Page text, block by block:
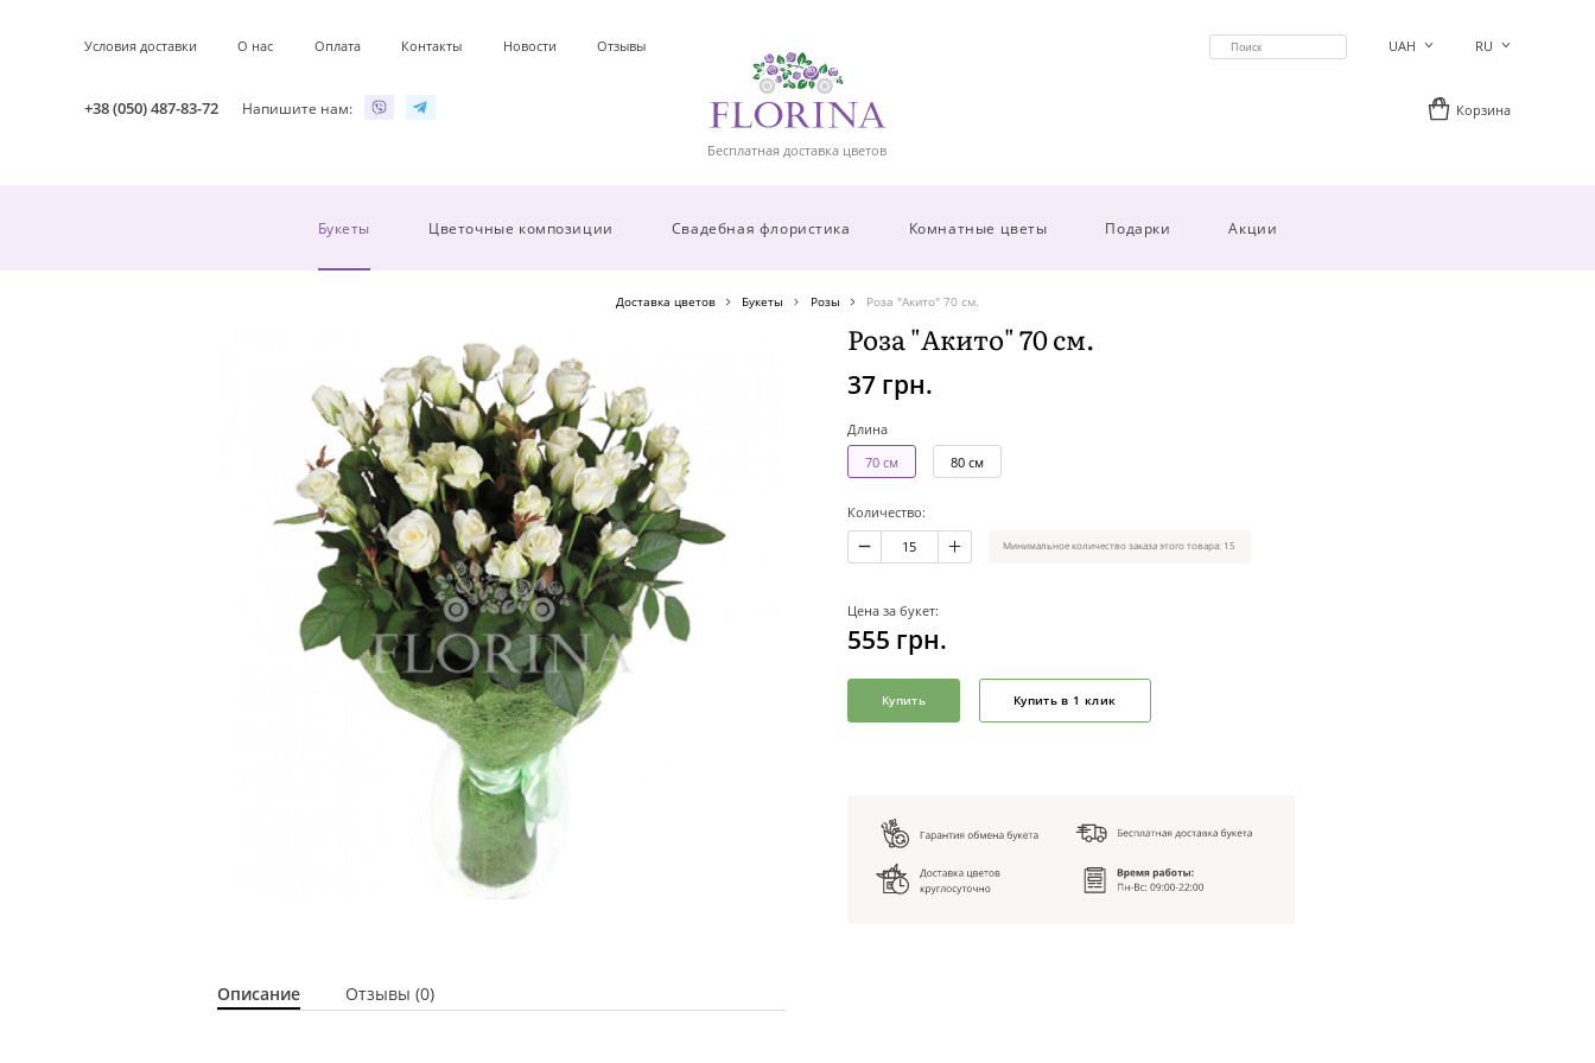
Условия доставки О нас Оплата Контакты Новости Отзывы
+38 (050) 487-83-72 Напишите нам:
Бесплатная доставка цветов
UAH RU
Корзина
Букеты Цветочные композиции Свадебная флористика Комнатные цветы Подарки Акции
Доставка цветов Букеты Розы Роза "Акито" 70 см.
Роза "Акито" 70 см.
37 грн.
Длина
70 см
80 см
Количество:
Минимальное количество заказа этого товара: 15
Цена за букет:
555 грн.
Купить Купить в 1 клик
Описание Отзывы (0)